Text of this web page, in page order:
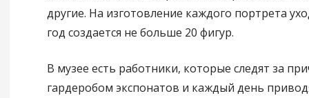
другие. На изготовление каждого портрета
год создается не больше 20 фигур.
В музее есть работники, которые следят за
гардеробом экспонатов и каждый день